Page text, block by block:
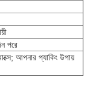
পরে
আপনার প্যাকিং উপায়